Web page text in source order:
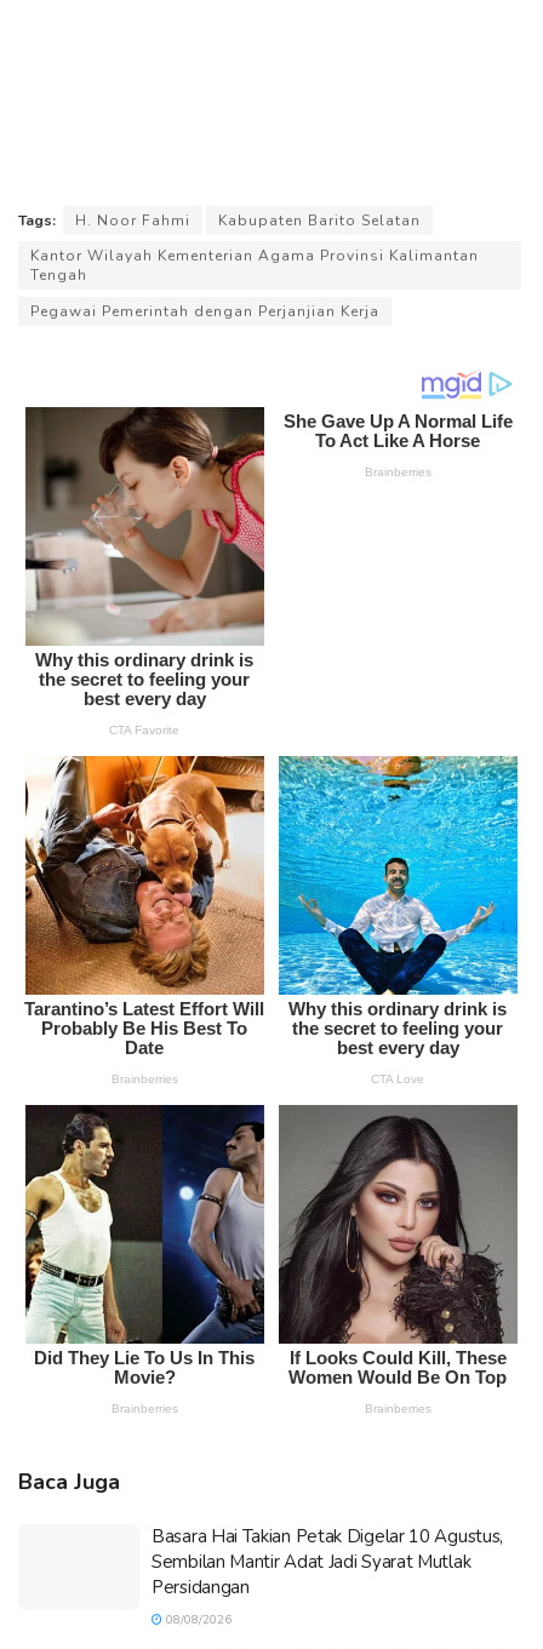
Tags: H. Noor Fahmi
Kabupaten Barito Selatan
Kantor Wilayah Kementerian Agama Provinsi Kalimantan
Tengah
Pegawai Pemerintah dengan Perjanjian Kerja
Baca Juga
Basara Hai Takian Petak Digelar 10 Agustus,
Sembilan Mantir Adat Jadi Syarat Mutlak
Persidangan
08/08/2026